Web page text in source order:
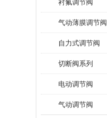
衬氟调节阀
气动薄膜调节阀
自力式调节阀
切断阀系列
电动调节阀
气动调节阀